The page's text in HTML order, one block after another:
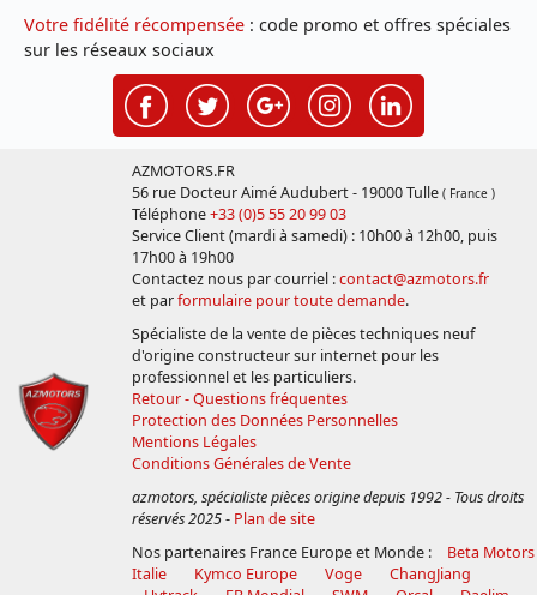
Votre fidélité récompensée : code promo et offres spéciales
sur les réseaux sociaux
AZMOTORS.FR
56 rue Docteur Aimé Audubert - 19000 Tulle ( France )
Téléphone+33 (0)5 55 20 99 03
Service Client (mardi à samedi) : 10h00 à 12h00, puis
17h00 à 19h00
Contactez nous par courriel :contact@azmotors.fr
et parformulaire pour toute demande.
Spécialiste de la vente de pièces techniques neuf
d'origine constructeur sur internet pour les
professionnel et les particuliers.
Retour - Questions fréquentes
Protection des Données Personnelles
Mentions Légales
Conditions Générales de Vente
azmotors, spécialiste pièces origine depuis 1992 - Tous droits
réservés 2025- Plan de site
Nos partenaires France Europe et Monde :
Beta Motors
Italie
Kymco Europe Voge
ChangJiang